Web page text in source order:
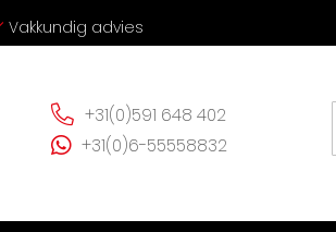
Vakkundig advies
+31(0)591 648 402
+31(0)6-55558832